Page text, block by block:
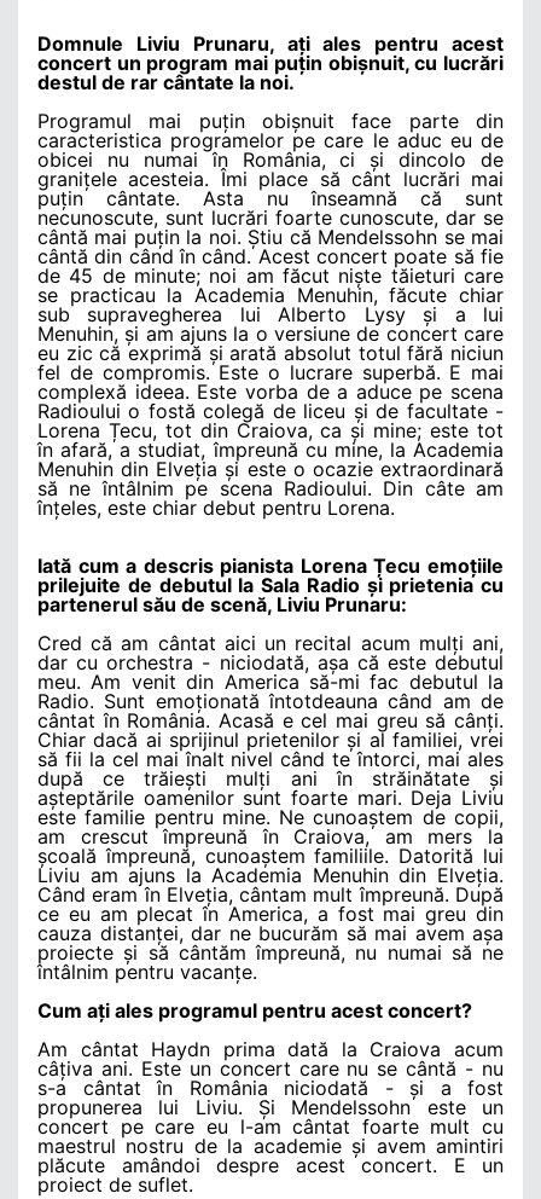
Domnule Liviu Prunaru, ați ales pentru acest
concert un program mai puțin obișnuit, cu lucrări
destul de rar cântate la noi.
Programul mai puțin obișnuit face parte din
caracteristica programelor pe care le aduc eu de
obicei nu numai în România, ci și dincolo de
granițele acesteia. Îmi place să cânt lucrări mai
puțin cântate. Asta nu înseamnă că sunt
necunoscute, sunt lucrări foarte cunoscute, dar se
cântă mai puțin la noi. Știu că Mendelssohn se mai
cântă din când în când. Acest concert poate să fie
de 45 de minute; noi am făcut niște tăieturi care
se practicau la Academia Menuhin, făcute chiar
sub supravegherea lui Alberto Lysy și a lui
Menuhin, și am ajuns la o versiune de concert care
eu zic că exprimă și arată absolut totul fără niciun
fel de compromis. Este o lucrare superbă. E mai
complexă ideea. Este vorba de a aduce pe scena
Radioului o fostă colegă de liceu și de facultate -
Lorena Țecu, tot din Craiova, ca și mine; este tot
în afară, a studiat, împreună cu mine, la Academia
Menuhin din Elveția și este o ocazie extraordinară
să ne întâlnim pe scena Radioului. Din câte am
înțeles, este chiar debut pentru Lorena.
Iată cum a descris pianista Lorena Țecu emoțiile
prilejuite de debutul la Sala Radio și prietenia cu
partenerul său de scenă, Liviu Prunaru:
Cred că am cântat aici un recital acum mulți ani,
dar cu orchestra - niciodată, așa că este debutul
meu. Am venit din America să-mi fac debutul la
Radio. Sunt emoționată întotdeauna când am de
cântat în România. Acasă e cel mai greu să cânți.
Chiar dacă ai sprijinul prietenilor și al familiei, vrei
să fii la cel mai înalt nivel când te întorci, mai ales
după ce trăiești mulți ani în străinătate și
așteptările oamenilor sunt foarte mari. Deja Liviu
este familie pentru mine. Ne cunoaștem de copii,
am crescut împreună în Craiova, am mers la
școală împreună, cunoaștem familiile. Datorită lui
Liviu am ajuns la Academia Menuhin din Elveția.
Când eram în Elveția, cântam mult împreună. După
ce eu am plecat în America, a fost mai greu din
cauza distanței, dar ne bucurăm să mai avem așa
proiecte și să cântăm împreună, nu numai să ne
întâlnim pentru vacanțe.
Cum ați ales programul pentru acest concert?
Am cântat Haydn prima dată la Craiova acum
câțiva ani. Este un concert care nu se cântă - nu
s-a cântat în România niciodată - și a fost
propunerea lui Liviu. Și Mendelssohn este un
concert pe care eu l-am cântat foarte mult cu
maestrul nostru de la academie și avem amintiri
plăcute amândoi despre acest concert. E un
proiect de suflet.